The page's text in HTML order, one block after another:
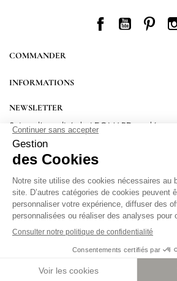
Facebook
COMMANDER
INFORMATIONS
NEWSLETTER
Suivez l’actualité de LEONARD et
surprises.
En vous inscrivant, vous acceptez notre
des données personnelles.